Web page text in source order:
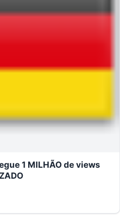
1 MILHÃO de views